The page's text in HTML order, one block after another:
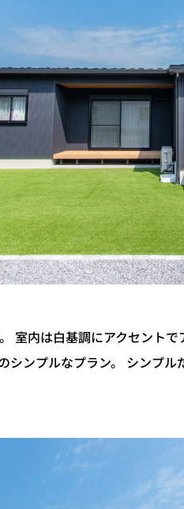
室内は白基調にアクセント
ンプルなプラン。 シンプル